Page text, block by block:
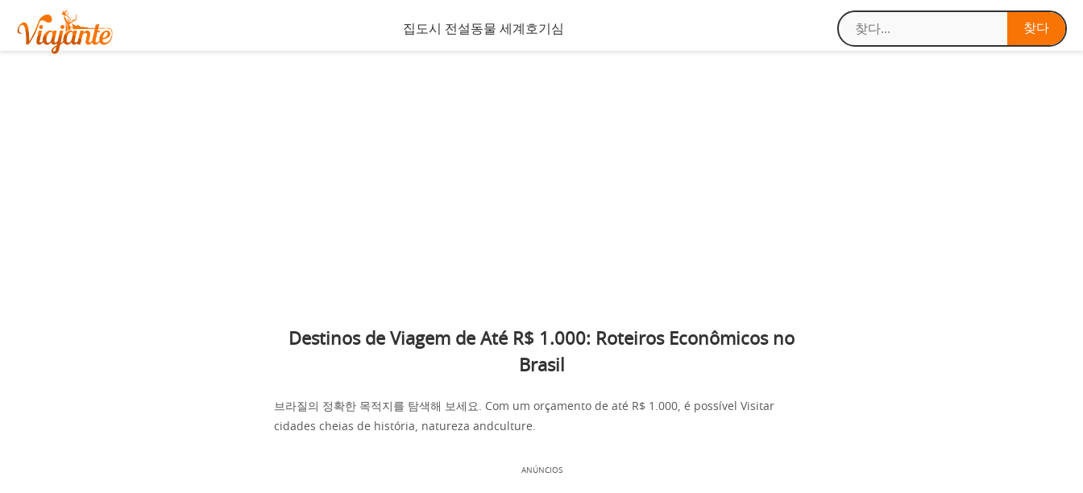
집 도시 전설동물 세계 호기심
Destinos de Viagem de Até R$ 1.000: Roteiros Econômicos no
Brasil
브라질의 정확한 목적지를 탐색해 보세요. Com um orçamento de até R$ 1.000, é possível Visitar
cidades cheias de história, natureza andculture.
ANÚNCIOS